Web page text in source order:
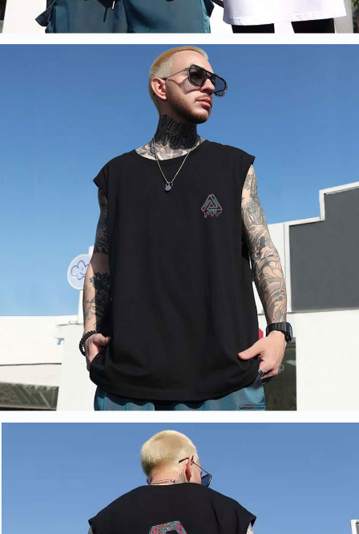
の同意を得ればAFTEEをご利用いただけます。
個人情報の処理、利用について疑問がある、または関連する法律の権利を
行使したい場合は、ネットプロテクションズ
にご連絡ください。上記に示した個人情報を、必要な購入注文書とあわせ
てAFTEEにご提供いただく、またはAFTEEにあなたの個人情報の収集、処
理、利用を許可することににご同意いただけない場合は、当サービスを選